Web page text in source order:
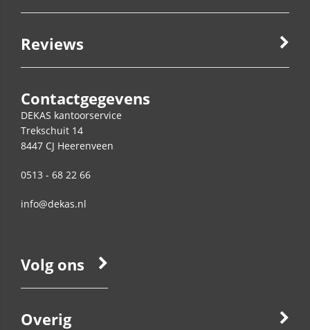
Reviews
Contactgegevens
DEKAS kantoorservice
Trekschuit 14
8447 CJ Heerenveen
0513 - 68 22 66
info@dekas.nl
Volg ons
Overig